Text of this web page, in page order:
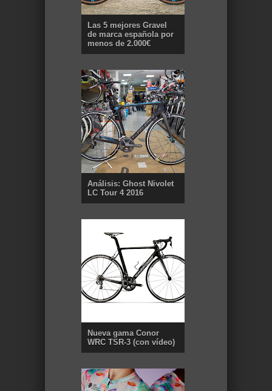
Las 5 mejores Gravel
de marca española por
menos de 2.000€
Análisis: Ghost Nivolet
LC Tour 4 2016
Nueva gama Conor
WRC TSR-3 (con vídeo)